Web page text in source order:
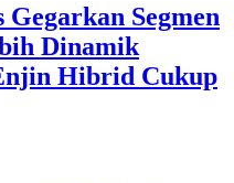
Gegarkan Segmen
Dinamik
Hibrid Cukup